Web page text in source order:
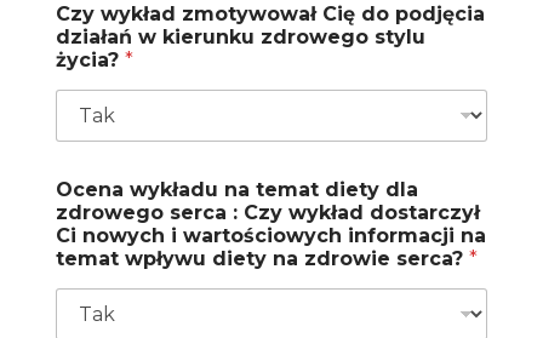
Czy wykład zmotywował Cię do podjęcia
działań w kierunku zdrowego stylu
życia? *
Ocena wykładu na temat diety dla
zdrowego serca : Czy wykład dostarczył
Ci nowych i wartościowych informacji na
temat wpływu diety na zdrowie serca? *